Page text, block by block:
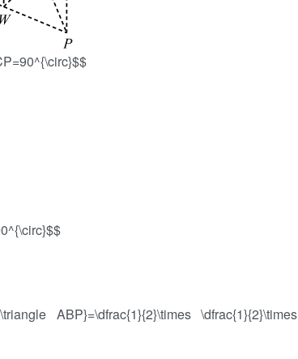
ABP}=\dfrac{1}{2}\times \dfrac{1}{2}\times